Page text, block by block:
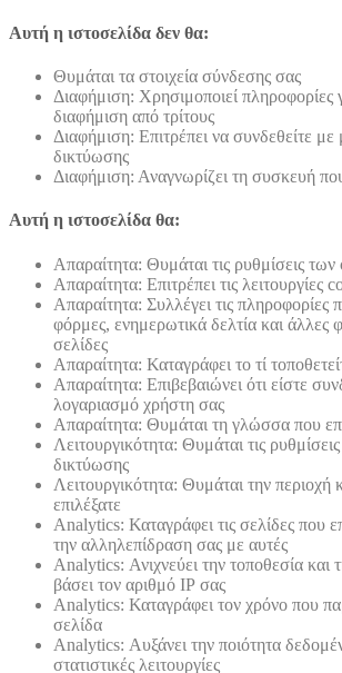
Αυτή η ιστοσελίδα δεν θα:
Θυμάται τα στοιχεία σύνδεσης σας
Διαφήμιση: Χρησιμοποιεί πληροφορίες
διαφήμιση από τρίτους
Διαφήμιση: Επιτρέπει να συνδεθείτε με
δικτύωσης
Διαφήμιση: Αναγνωρίζει τη συσκευή
Αυτή η ιστοσελίδα θα:
Απαραίτητα: Θυμάται τις ρυθμίσεις
Απαραίτητα: Επιτρέπει τις λειτουργίες
Απαραίτητα: Συλλέγει τις πληροφορίες
φόρμες, ενημερωτικά δελτία και άλλες
σελίδες
Απαραίτητα: Καταγράφει το τί
Απαραίτητα: Επιβεβαιώνει ότι είστε
λογαριασμό χρήστη σας
Απαραίτητα: Θυμάται τη γλώσσα που
Λειτουργικότητα: Θυμάται τις
δικτύωσης
Λειτουργικότητα: Θυμάται την περιοχή
επιλέξατε
Analytics: Καταγράφει τις σελίδες που
την αλληλεπίδραση σας με αυτές
Analytics: Ανιχνεύει την τοποθεσία και
βάσει τον αριθμό ΙΡ σας
Analytics: Καταγράφει τον χρόνο που
σελίδα
Analytics: Αυξάνει την ποιότητα
στατιστικές λειτουργίες